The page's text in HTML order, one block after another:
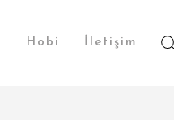
Hobi İletişim